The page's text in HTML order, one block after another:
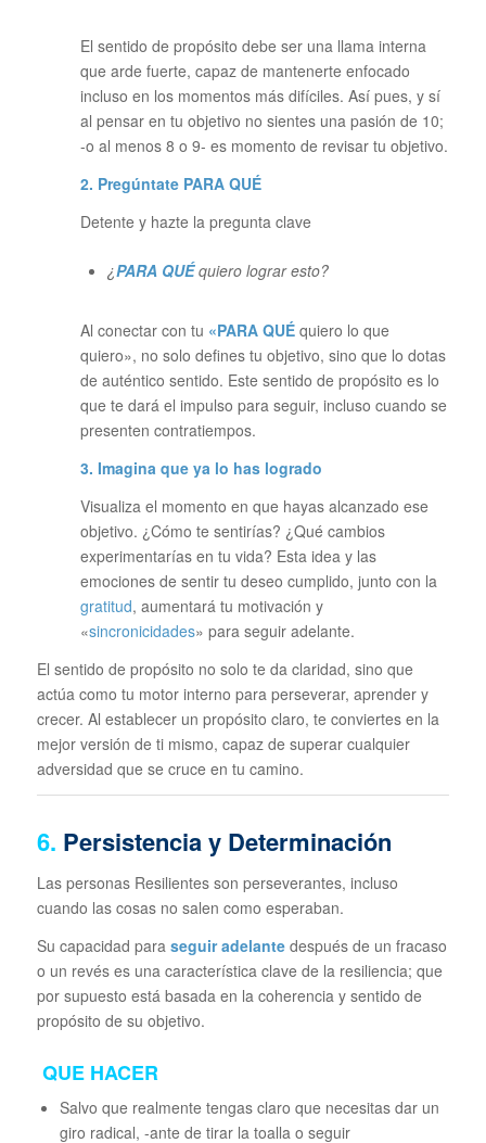
El sentido de propósito debe ser una llama interna
que arde fuerte, capaz de mantenerte enfocado
incluso en los momentos más difíciles. Así pues, y sí
al pensar en tu objetivo no sientes una pasión de 10;
-o al menos 8 o 9- es momento de revisar tu objetivo.
2. Pregúntate PARA QUÉ
Detente y hazte la pregunta clave
¿PARA QUÉquiero lograr esto?
Al conectar con tu «PARA QUÉ quiero lo que
quiero», no solo defines tu objetivo, sino que lo dotas
de auténtico sentido. Este sentido de propósito es lo
que te dará el impulso para seguir, incluso cuando se
presenten contratiempos.
3. Imagina que ya lo has logrado
Visualiza el momento en que hayas alcanzado ese
objetivo. ¿Cómo te sentirías? ¿Qué cambios
experimentarías en tu vida? Esta idea y las
emociones de sentir tu deseo cumplido, junto con la
gratitud, aumentará tu motivación y
«sincronicidades» para seguir adelante.
El sentido de propósito no solo te da claridad, sino que
actúa como tu motor interno para perseverar, aprender y
crecer. Al establecer un propósito claro, te conviertes en la
mejor versión de ti mismo, capaz de superar cualquier
adversidad que se cruce en tu camino.
6. Persistencia y Determinación
Las personas Resilientes son perseverantes, incluso
cuando las cosas no salen como esperaban.
Su capacidad para seguir adelantedespués de un fracaso
o un revés es una característica clave de la resiliencia; que
por supuesto está basada en la coherencia y sentido de
propósito de su objetivo.
QUE HACER
Salvo que realmente tengas claro que necesitas dar un
giro radical, -ante de tirar la toalla o seguir